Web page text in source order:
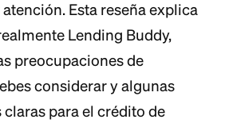
Esta reseña explica
Lending Buddy,
preocupaciones de
considerar y algunas
para el crédito de